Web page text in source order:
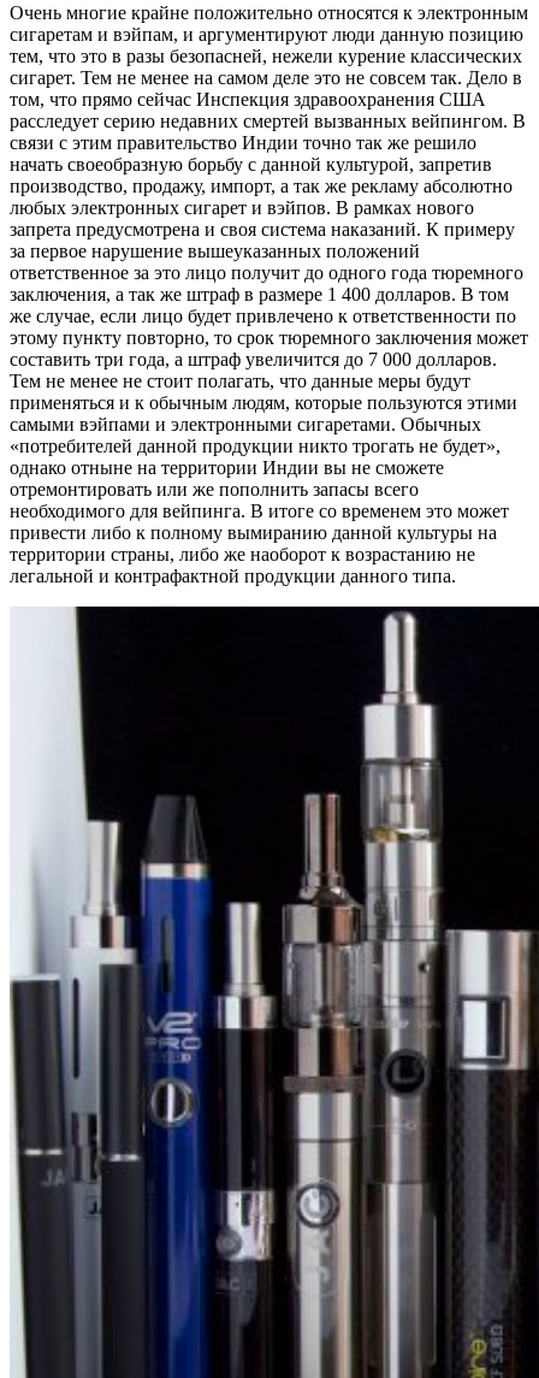
Очень многие крайне положительно относятся к электронным
сигаретам и вэйпам, и аргументируют люди данную позицию
тем, что это в разы безопасней, нежели курение классических
сигарет. Тем не менее на самом деле это не совсем так. Дело в
том, что прямо сейчас Инспекция здравоохранения США
расследует серию недавних смертей вызванных вейпингом. В
связи с этим правительство Индии точно так же решило
начать своеобразную борьбу с данной культурой, запретив
производство, продажу, импорт, а так же рекламу абсолютно
любых электронных сигарет и вэйпов. В рамках нового
запрета предусмотрена и своя система наказаний. К примеру
за первое нарушение вышеуказанных положений
ответственное за это лицо получит до одного года тюремного
заключения, а так же штраф в размере 1 400 долларов. В том
же случае, если лицо будет привлечено к ответственности по
этому пункту повторно, то срок тюремного заключения может
составить три года, а штраф увеличится до 7 000 долларов.
Тем не менее не стоит полагать, что данные меры будут
применяться и к обычным людям, которые пользуются этими
самыми вэйпами и электронными сигаретами. Обычных
«потребителей данной продукции никто трогать не будет»,
однако отныне на территории Индии вы не сможете
отремонтировать или же пополнить запасы всего
необходимого для вейпинга. В итоге со временем это может
привести либо к полному вымиранию данной культуры на
территории страны, либо же наоборот к возрастанию не
легальной и контрафактной продукции данного типа.